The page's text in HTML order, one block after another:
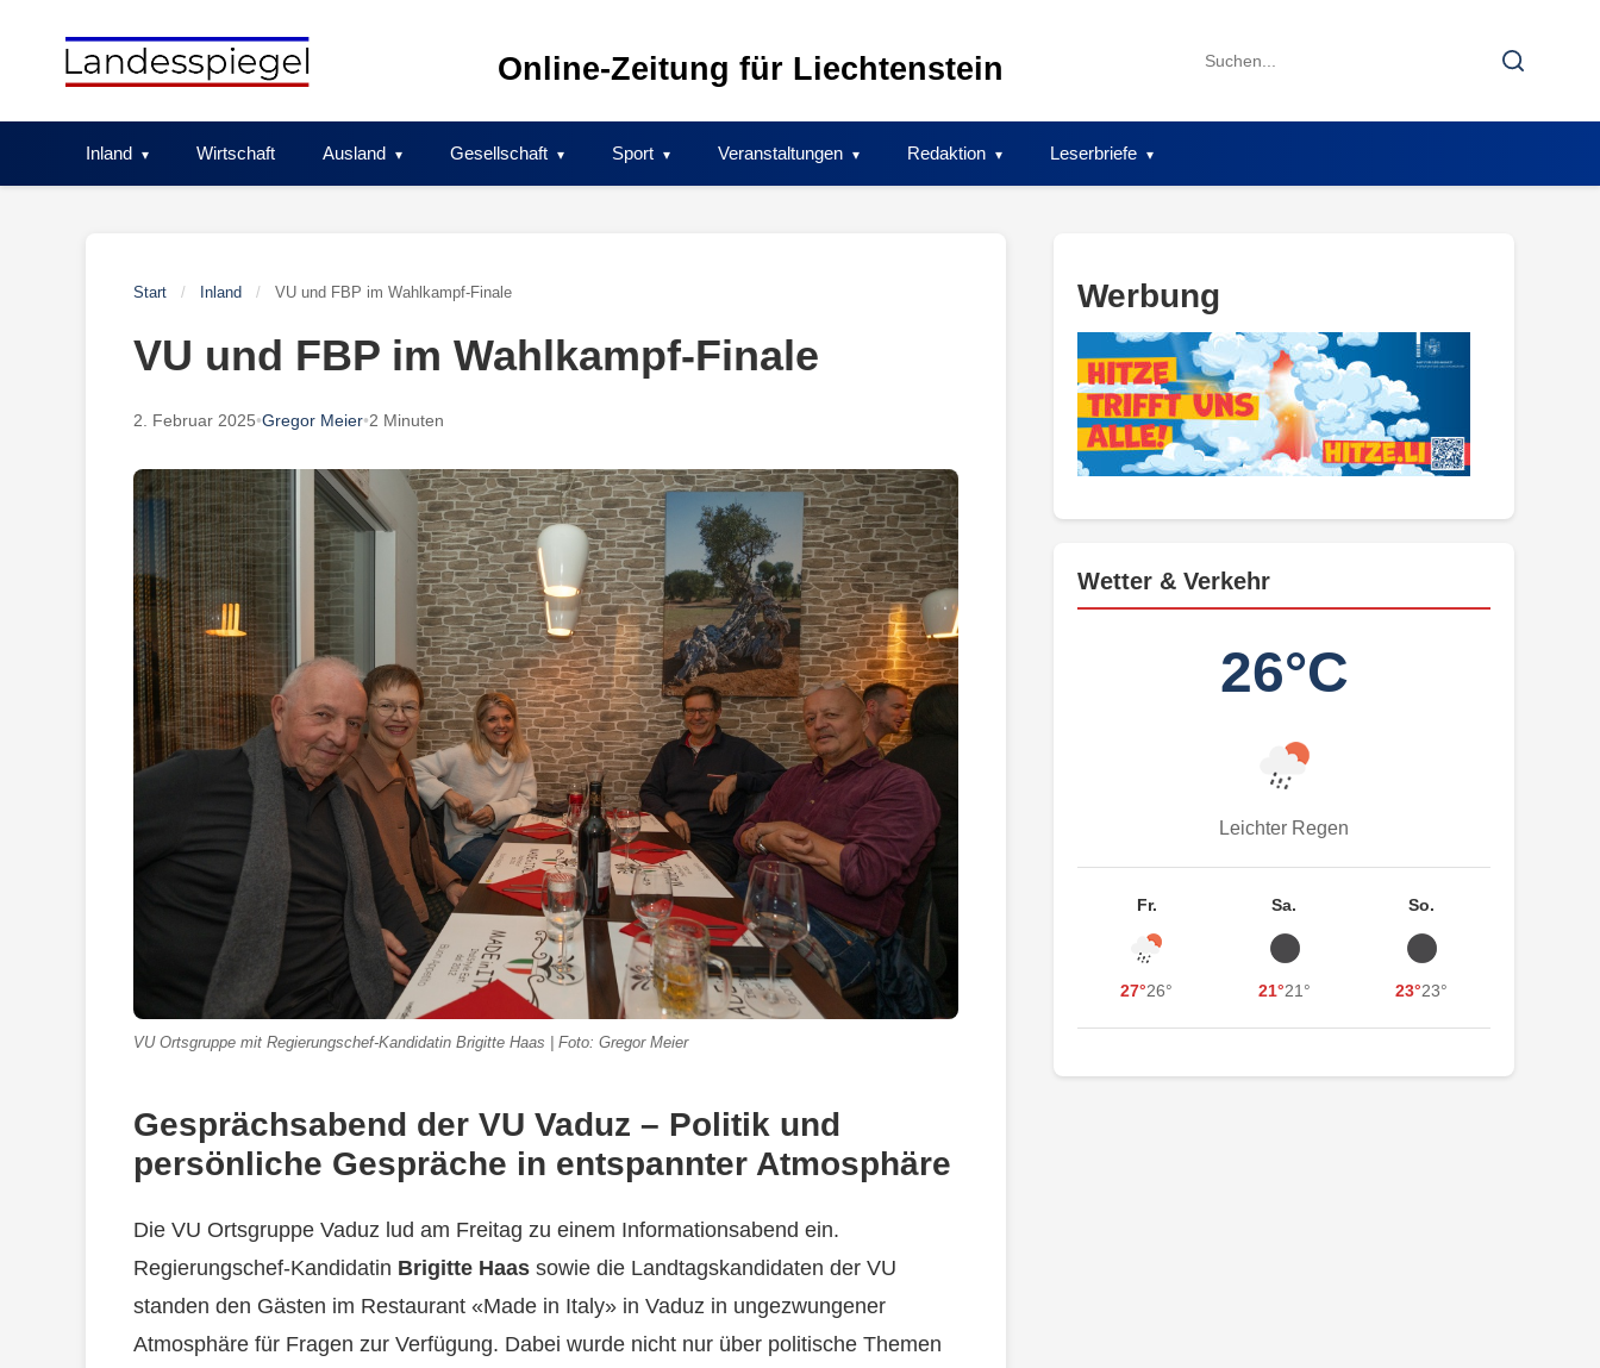
Online-Zeitung für Liechtenstein
Search
Search
Inland Wirtschaft Ausland Gesellschaft Sport Veranstaltungen Redaktion Leserbriefe
Start / Inland / VU und FBP im Wahlkampf-Finale
VU und FBP im Wahlkampf-Finale
2. Februar 2025•Gregor Meier•2 Minuten
VU Ortsgruppe mit Regierungschef-Kandidatin Brigitte Haas | Foto: Gregor Meier
Gesprächsabend der VU Vaduz – Politik und
persönliche Gespräche in entspannter Atmosphäre
Die VU Ortsgruppe Vaduz lud am Freitag zu einem Informationsabend ein.
Regierungschef-Kandidatin Brigitte Haas sowie die Landtagskandidaten der VU
standen den Gästen im Restaurant «Made in Italy» in Vaduz in ungezwungener
Atmosphäre für Fragen zur Verfügung. Dabei wurde nicht nur über politische Themen
Werbung
Wetter & Verkehr
26°C
Leichter Regen
Fr.
27°26°
Sa.
21°21°
So.
23°23°